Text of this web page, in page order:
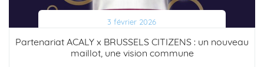
3 février 2026
Partenariat ACALY x BRUSSELS CITIZENS : un nouveau
maillot, une vision commune